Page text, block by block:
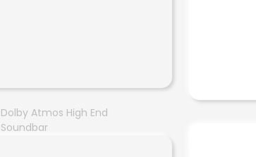
Dolby Atmos High End
Soundbar